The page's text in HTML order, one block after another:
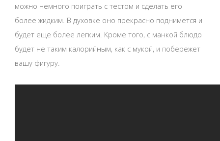
можно немного поиграть с тестом и сделать его
более жидким. В духовке оно прекрасно поднимется и
будет еще более легким. Кроме того, с манкой блюдо
будет не таким калорийным, как с мукой, и побережет
вашу фигуру.